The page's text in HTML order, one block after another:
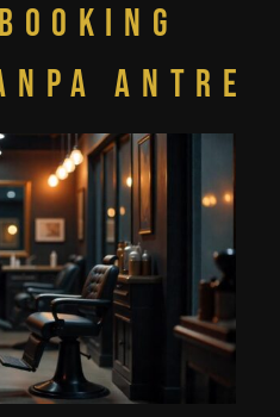
Antre